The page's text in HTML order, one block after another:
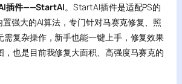
插件——StartAI。StartAI插件是适配PS的
强大的AI算法，专门针对马赛克修复、照
需复杂操作，新手也能一键上手，修复效果
，也是目前我修复大面积、高强度马赛克的